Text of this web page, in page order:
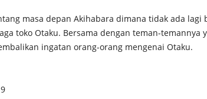
masa depan Akihabara dimana tidak ada lagi
toko Otaku. Bersama dengan teman-temannya
ingatan orang-orang mengenai Otaku.